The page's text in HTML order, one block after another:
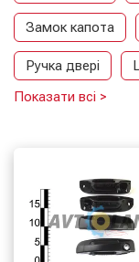
Замок капота
Ручка двері
Циліндр замка
Показати всі >